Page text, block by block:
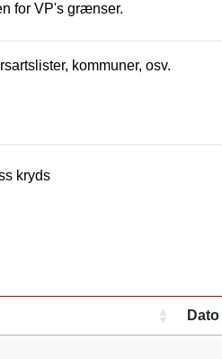
for VP's grænser.
kommuner, osv.
s kryds
Dato